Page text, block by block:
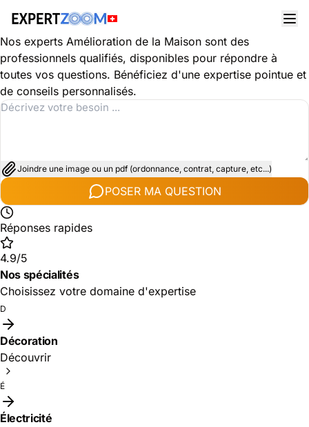
Découvrez les spécialités dans le domaine Amélioration de
la Maison
Nos experts Amélioration de la Maison sont des
professionnels qualifiés, disponibles pour répondre à
toutes vos questions. Bénéficiez d'une expertise pointue et
de conseils personnalisés.
Joindre une image ou un pdf (ordonnance, contrat, capture, etc...)
POSER MA QUESTION
Réponses rapides
4.9/5
Nos spécialités
Choisissez votre domaine d'expertise
D
Décoration
Découvrir
É
Électricité